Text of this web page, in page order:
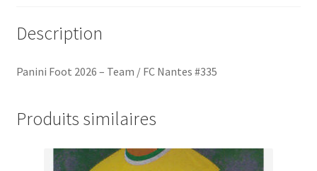
Description
Panini Foot 2026 – Team / FC Nantes #335
Produits similaires